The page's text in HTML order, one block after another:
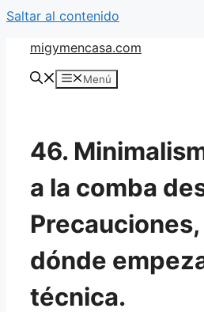
Saltar al contenido
migymencasa.com
Menú
46.
a la comba
dónde
técnica.